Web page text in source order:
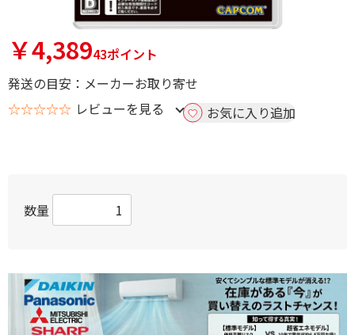
￥4,38943ポイント
発送の目安：メーカーお取り寄せ
☆☆☆☆☆ レビューを見る お気に入り追加
数量